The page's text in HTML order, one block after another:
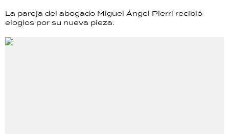
La pareja del abogado Miguel Ángel Pierri recibió
elogios por su nueva pieza.